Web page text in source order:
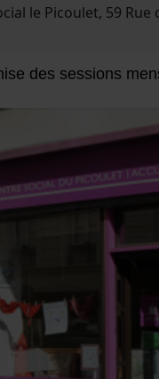
le Picoulet, 59 Rue
des sessions